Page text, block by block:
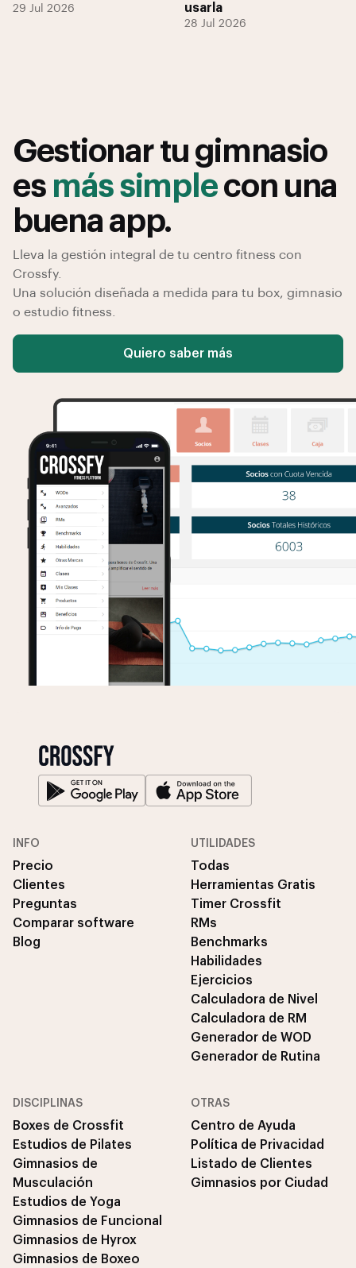
29 Jul 2026
usarla
28 Jul 2026
Gestionar tu gimnasio
es más simplecon una
buena app.
Lleva la gestión integral de tu centro fitness con
Crossfy.
Una solución diseñada a medida para tu box, gimnasio
o estudio fitness.
Quiero saber más
INFO
Precio
Clientes
Preguntas
Comparar software
Blog
UTILIDADES
Todas
Herramientas Gratis
Timer Crossfit
RMs
Benchmarks
Habilidades
Ejercicios
Calculadora de Nivel
Calculadora de RM
Generador de WOD
Generador de Rutina
DISCIPLINAS
Boxes de Crossfit
Estudios de Pilates
Gimnasios de
Musculación
Estudios de Yoga
Gimnasios de Funcional
Gimnasios de Hyrox
Gimnasios de Boxeo
OTRAS
Centro de Ayuda
Política de Privacidad
Listado de Clientes
Gimnasios por Ciudad